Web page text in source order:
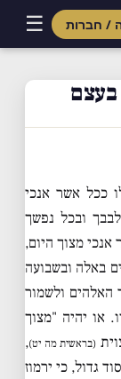
/ חברות ☰
בעצם
ככל אשר אנכי
ובכל נפשך
מצוך היום,
באלה ובשבועה
ולשמור
או יהיה "מצוך
(בראשית מה יט),
גדול, כי ירמוז